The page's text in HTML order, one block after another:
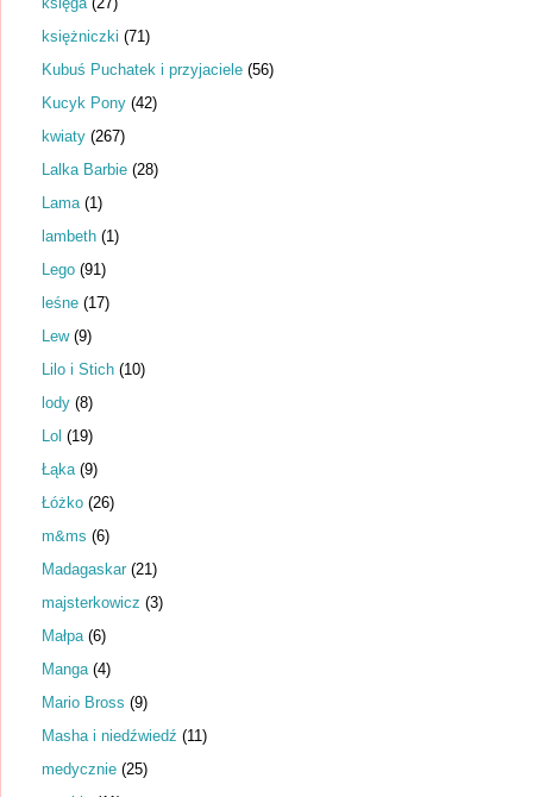
księżniczki (71)
Kubuś Puchatek i przyjaciele (56)
Kucyk Pony (42)
kwiaty (267)
Lalka Barbie (28)
Lama (1)
lambeth (1)
Lego (91)
leśne (17)
Lew (9)
Lilo i Stich (10)
lody (8)
Lol (19)
Łąka (9)
Łóżko (26)
m&ms (6)
Madagaskar (21)
majsterkowicz (3)
Małpa (6)
Manga (4)
Mario Bross (9)
Masha i niedźwiedź (11)
medycznie (25)